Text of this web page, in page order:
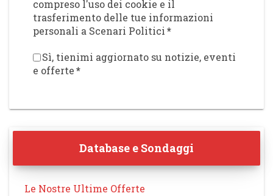
compreso l'uso dei cookie e il
trasferimento delle tue informazioni
personali a Scenari Politici*
Sì, tienimi aggiornato su notizie, eventi
e offerte*
Database e Sondaggi
Le Nostre Ultime Offerte